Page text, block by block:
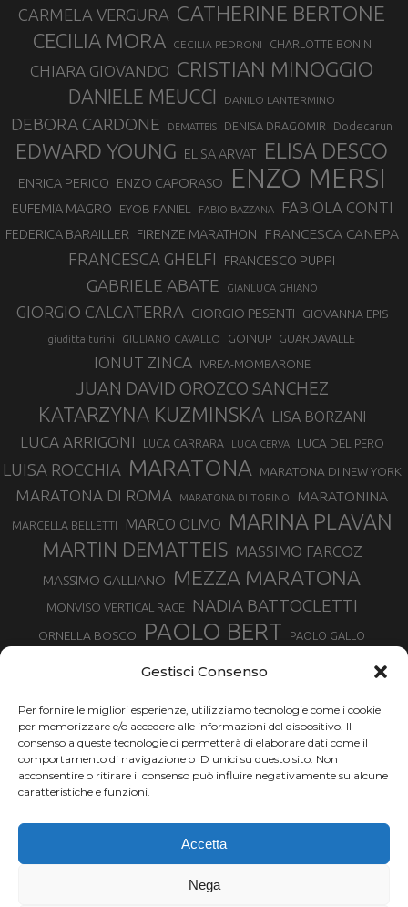
Gestisci Consenso
Per fornire le migliori esperienze, utilizziamo tecnologie come i cookie
per memorizzare e/o accedere alle informazioni del dispositivo. Il
consenso a queste tecnologie ci permetterà di elaborare dati come il
comportamento di navigazione o ID unici su questo sito. Non
acconsentire o ritirare il consenso può influire negativamente su alcune
caratteristiche e funzioni.
Accetta
Nega
CARMELA VERGURA CATHERINE BERTONE
CECILIA MORA CECILIA PEDRONI CHARLOTTE BONIN
CHIARA GIOVANDO CRISTIAN MINOGGIO
DANIELE MEUCCI DANILO LANTERMINO
DEBORA CARDONE DEMATTEIS DENISA DRAGOMIR Dodecarun
EDWARD YOUNG ELISA ARVAT ELISA DESCO
ENRICA PERICO ENZO CAPORASO ENZO MERSI
EUFEMIA MAGRO EYOB FANIEL FABIO BAZZANA FABIOLA CONTI
FEDERICA BARAILLER FIRENZE MARATHON FRANCESCA CANEPA
FRANCESCA GHELFI FRANCESCO PUPPI
GABRIELE ABATE GIANLUCA GHIANO
GIORGIO CALCATERRA GIORGIO PESENTI GIOVANNA EPIS
giuditta turini GIULIANO CAVALLO GOINUP GUARDAVALLE
IONUT ZINCA IVREA-MOMBARONE
JUAN DAVID OROZCO SANCHEZ
KATARZYNA KUZMINSKA LISA BORZANI
LUCA ARRIGONI LUCA CARRARA LUCA CERVA LUCA DEL PERO
LUISA ROCCHIA MARATONA MARATONA DI NEW YORK
MARATONA DI ROMA MARATONA DI TORINO MARATONINA
MARCELLA BELLETTI MARCO OLMO MARINA PLAVAN
MARTIN DEMATTEIS MASSIMO FARCOZ
MASSIMO GALLIANO MEZZA MARATONA
MONVISO VERTICAL RACE NADIA BATTOCLETTI
ORNELLA BOSCO PAOLO BERT PAOLO GALLO
SILVIA SERAFINI SONIA GLAREY TAVAGNASCO TOR DES GEANTS
TOUR MONVISO TRAIL TRAIL MONTE CASTO TROFEO KIMA
TURIN MARATHON URBAN ZEMMER VAL DI FASSA RUNNING
VALENTINA BELOTTI
VENICE MARATHON
XAVIER CHEVRIER
YEMAN CRIPPA